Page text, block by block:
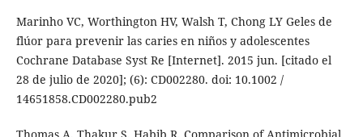
Marinho VC, Worthington HV, Walsh T, Chong LY Geles de
flúor para prevenir las caries en niños y adolescentes
Cochrane Database Syst Re [Internet]. 2015 jun. [citado el
28 de julio de 2020]; (6): CD002280. doi: 10.1002 /
14651858.CD002280.pub2